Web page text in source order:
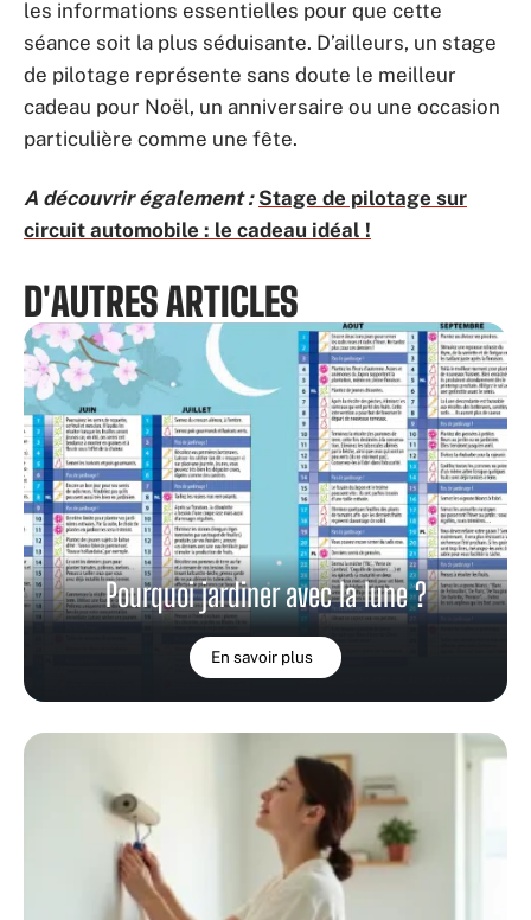
les informations essentielles pour que cette
séance soit la plus séduisante. D’ailleurs, un stage
de pilotage représente sans doute le meilleur
cadeau pour Noël, un anniversaire ou une occasion
particulière comme une fête.
A découvrir également : Stage de pilotage sur
circuit automobile : le cadeau idéal !
D'AUTRES ARTICLES
Pourquoi jardiner avec la lune ?
En savoir plus